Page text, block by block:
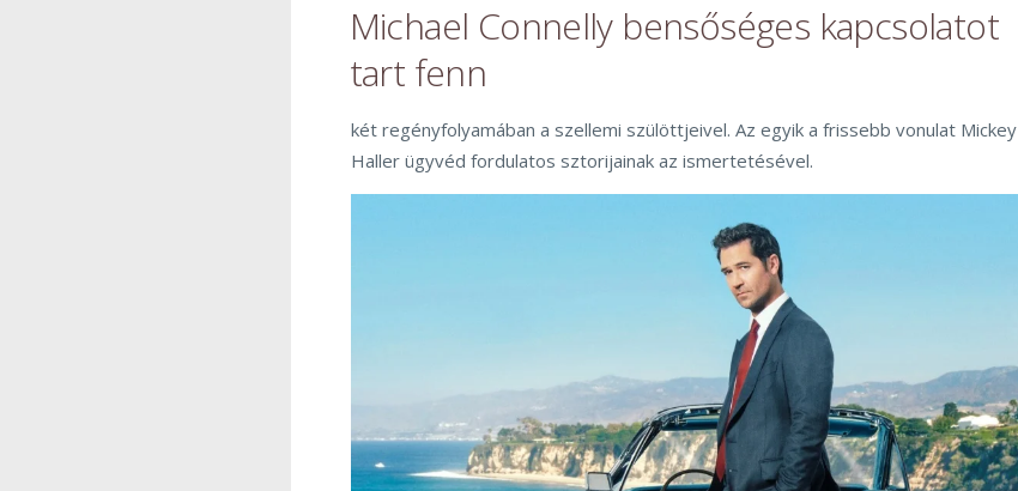
Michael Connelly bensőséges kapcsolatot
tart fenn
két regényfolyamában a szellemi szülöttjeivel. Az egyik a frissebb vonulat Mickey
Haller ügyvéd fordulatos sztorijainak az ismertetésével.